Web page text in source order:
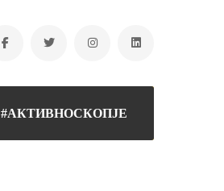
#АКТИВНОСКОПЈЕ